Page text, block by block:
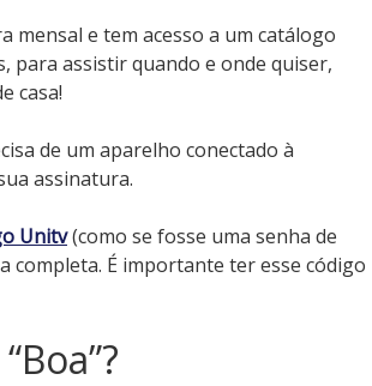
mensal e tem acesso a um catálogo
para assistir quando e onde quiser,
casa!
de um aparelho conectado à
assinatura.
Unitv(como se fosse uma senha de
completa. É importante ter esse código